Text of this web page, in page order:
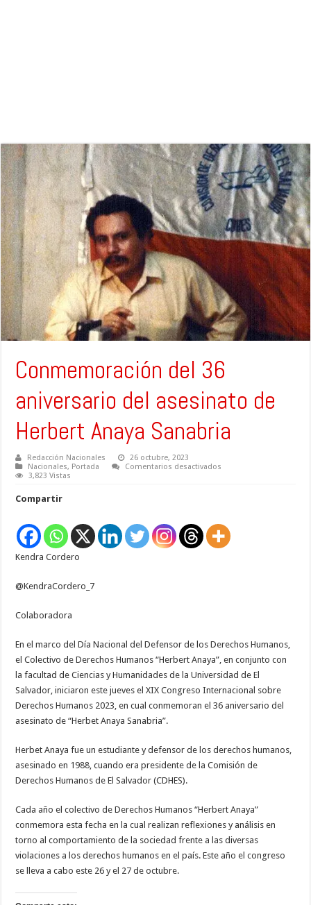
Conmemoración del 36
aniversario del asesinato de
Herbert Anaya Sanabria
Redacción Nacionales
26 octubre, 2023
Nacionales, Portada Comentarios desactivados
de
Herbert
Anaya
3,823 Vistas
Compartir
Kendra Cordero
@KendraCordero_7
Colaboradora
En el marco del Día Nacional del Defensor de los Derechos Humanos,
el Colectivo de Derechos Humanos “Herbert Anaya”, en conjunto con
la facultad de Ciencias y Humanidades de la Universidad de El
Salvador, iniciaron este jueves el XIX Congreso Internacional sobre
Derechos Humanos 2023, en cual conmemoran el 36 aniversario del
asesinato de “Herbet Anaya Sanabria”.
Herbet Anaya fue un estudiante y defensor de los derechos humanos,
asesinado en 1988, cuando era presidente de la Comisión de
Derechos Humanos de El Salvador (CDHES).
Cada año el colectivo de Derechos Humanos “Herbert Anaya”
conmemora esta fecha en la cual realizan reflexiones y análisis en
torno al comportamiento de la sociedad frente a las diversas
violaciones a los derechos humanos en el país. Este año el congreso
se lleva a cabo este 26 y el 27 de octubre.